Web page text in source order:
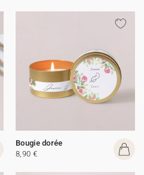
Bougie dorée
8,90 €